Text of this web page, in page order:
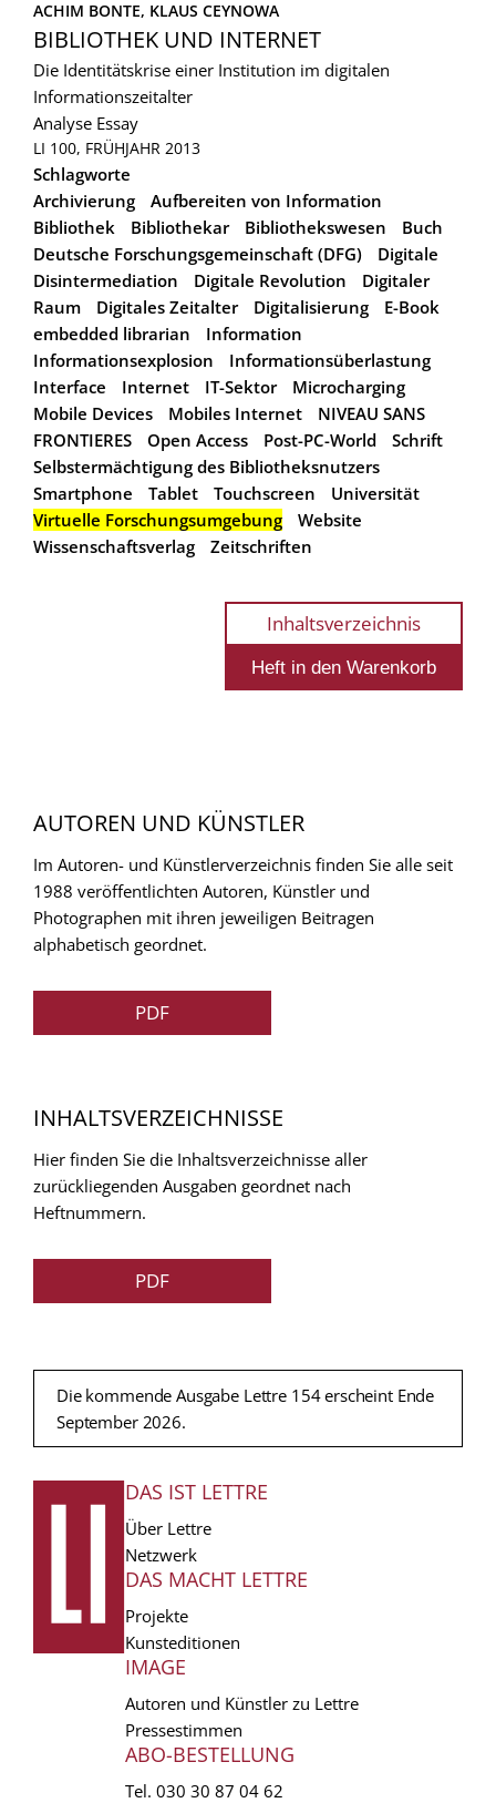
ACHIM BONTE, KLAUS CEYNOWA
BIBLIOTHEK UND INTERNET
Die Identitätskrise einer Institution im digitalen
Informationszeitalter
Analyse Essay
LI 100, FRÜHJAHR 2013
Schlagworte
Archivierung
Aufbereiten von Information
Bibliothek
Bibliothekar Bibliothekswesen
Buch
Deutsche Forschungsgemeinschaft (DFG)
Digitale
Disintermediation
Digitale Revolution
Digitaler
Raum
Digitales Zeitalter Digitalisierung
E-Book
embedded librarian
Information
Informationsexplosion
Informationsüberlastung
Interface
Internet IT-Sektor
Microcharging
Mobile Devices
Mobiles Internet
NIVEAU SANS
FRONTIERES
Open Access Post-PC-World
Schrift
Selbstermächtigung des Bibliotheksnutzers
Smartphone
Tablet Touchscreen
Universität
Virtuelle Forschungsumgebung
Website
Wissenschaftsverlag
Zeitschriften
Inhaltsverzeichnis
AUTOREN UND KÜNSTLER
Im Autoren- und Künstlerverzeichnis finden Sie alle seit
1988 veröffentlichten Autoren, Künstler und
Photographen mit ihren jeweiligen Beitragen
alphabetisch geordnet.
PDF
INHALTSVERZEICHNISSE
Hier finden Sie die Inhaltsverzeichnisse aller
zurückliegenden Ausgaben geordnet nach
Heftnummern.
PDF
Die kommende Ausgabe Lettre 154 erscheint Ende
September 2026.
FUSSZEILE
DAS IST LETTRE
Über Lettre
Netzwerk
DAS MACHT LETTRE
Projekte
Kunsteditionen
IMAGE
Autoren und Künstler zu Lettre
Pressestimmen
ABO-BESTELLUNG
Tel. 030 30 87 04 62